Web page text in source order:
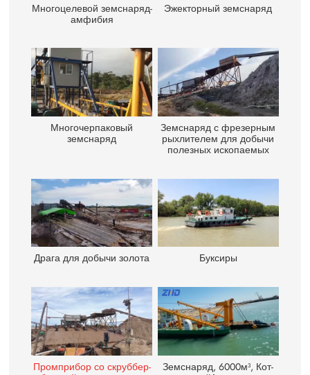
Многоцелевой земснаряд-
амфибия
Эжекторный земснаряд
Многочерпаковый
земснаряд
Земснаряд с фрезерным
рыхлителем для добычи
полезных ископаемых
Драга для добычи золота Буксиры
Промприбор со скруббер-
Земснаряд, 6000м³, Кот-